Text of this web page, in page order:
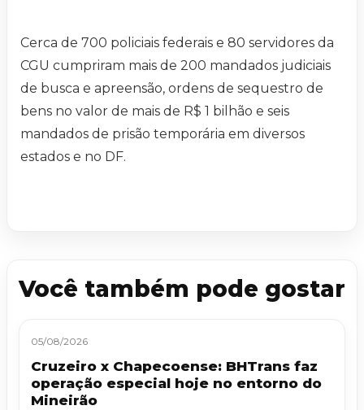
Cerca de 700 policiais federais e 80 servidores da
CGU cumpriram mais de 200 mandados judiciais
de busca e apreensão, ordens de sequestro de
bens no valor de mais de R$ 1 bilhão e seis
mandados de prisão temporária em diversos
estados e no DF.
Você também pode gostar
05/08/2026
Cruzeiro x Chapecoense: BHTrans faz
operação especial hoje no entorno do
Mineirão